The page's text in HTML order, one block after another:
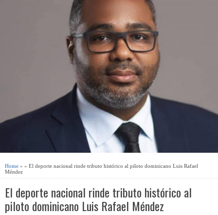
Home » » El deporte nacional rinde tributo histórico al piloto dominicano Luis Rafael
Méndez
El deporte nacional rinde tributo histórico al
piloto dominicano Luis Rafael Méndez